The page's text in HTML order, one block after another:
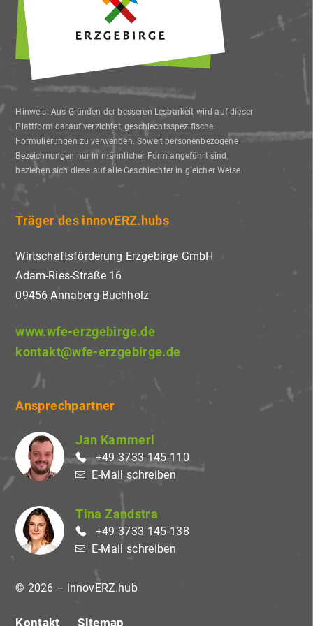
Hinweis: Aus Gründen der besseren Lesbarkeit wird auf dieser
Plattform darauf verzichtet, geschlechtsspezifische
Formulierungen zu verwenden. Soweit personenbezogene
Bezeichnungen nur in männlicher Form angeführt sind,
beziehen sich diese auf alle Geschlechter in gleicher Weise.
Träger des innovERZ.hubs
Wirtschaftsförderung Erzgebirge GmbH
Adam-Ries-Straße 16
09456 Annaberg-Buchholz
www.wfe-erzgebirge.de
kontakt@wfe-erzgebirge.de
Ansprechpartner
Jan Kammerl
+49 3733 145-110
E-Mail schreiben
Tina Zandstra
+49 3733 145-138
E-Mail schreiben
© 2026 – innovERZ.hub
Kontakt Sitemap